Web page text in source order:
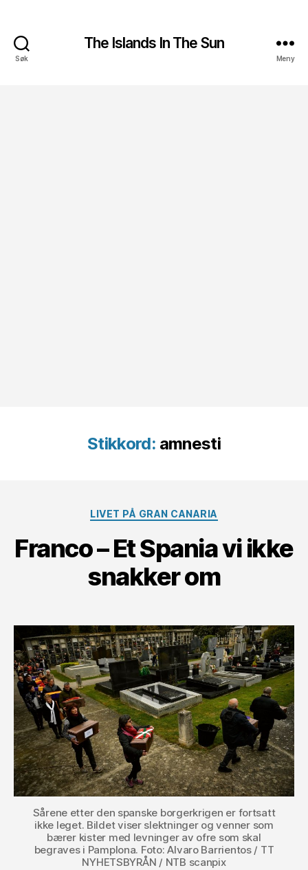
Søk
The Islands In The Sun
Meny
Stikkord: amnesti
Kategorier
LIVET PÅ GRAN CANARIA
Franco – Et Spania vi ikke
snakker om
Sårene etter den spanske borgerkrigen er fortsatt
ikke leget. Bildet viser slektninger og venner som
bærer kister med levninger av ofre som skal
begraves i Pamplona. Foto: Alvaro Barrientos / TT
NYHETSBYRÅN / NTB scanpix